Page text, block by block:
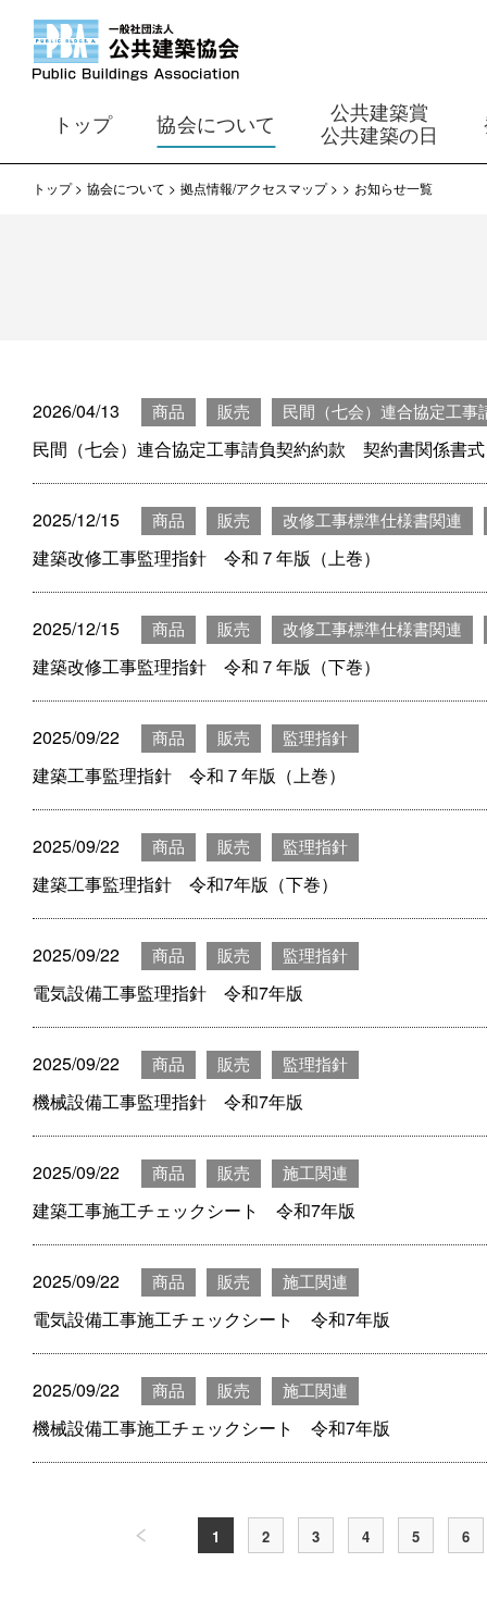
トップ 協会について
公共建築賞
公共建築の日
トップ 協会について 拠点情報/アクセスマップ お知らせ一覧
2026/04/13 商品 販売 民間（七会）連合協定工事
民間（七会）連合協定工事請負契約約款 契約書関係書
2025/12/15 商品 販売 改修工事標準仕様書関連
建築改修工事監理指針 令和７年版（上巻）
2025/12/15 商品 販売 改修工事標準仕様書関連
建築改修工事監理指針 令和７年版（下巻）
2025/09/22 商品 販売 監理指針
建築工事監理指針 令和７年版（上巻）
2025/09/22 商品 販売 監理指針
建築工事監理指針 令和7年版（下巻）
2025/09/22 商品 販売 監理指針
電気設備工事監理指針 令和7年版
2025/09/22 商品 販売 監理指針
機械設備工事監理指針 令和7年版
2025/09/22 商品 販売 施工関連
建築工事施工チェックシート 令和7年版
2025/09/22 商品 販売 施工関連
電気設備工事施工チェックシート 令和7年版
2025/09/22 商品 販売 施工関連
機械設備工事施工チェックシート 令和7年版
1 2 3 4 5 6